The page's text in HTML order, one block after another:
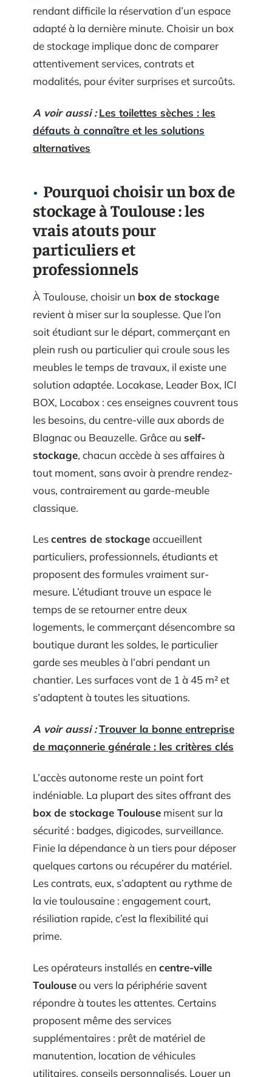
rendant difficile la réservation d’un espace
adapté à la dernière minute. Choisir un box
de stockage implique donc de comparer
attentivement services, contrats et
modalités, pour éviter surprises et surcoûts.
A voir aussi : Les toilettes sèches : les
défauts à connaître et les solutions
alternatives
Pourquoi choisir un box de
stockage à Toulouse : les
vrais atouts pour
particuliers et
professionnels
À Toulouse, choisir un box de stockage
revient à miser sur la souplesse. Que l’on
soit étudiant sur le départ, commerçant en
plein rush ou particulier qui croule sous les
meubles le temps de travaux, il existe une
solution adaptée. Locakase, Leader Box, ICI
BOX, Locabox : ces enseignes couvrent tous
les besoins, du centre-ville aux abords de
Blagnac ou Beauzelle. Grâce au self-
stockage, chacun accède à ses affaires à
tout moment, sans avoir à prendre rendez-
vous, contrairement au garde-meuble
classique.
Lescentres de stockageaccueillent
particuliers, professionnels, étudiants et
proposent des formules vraiment sur-
mesure. L’étudiant trouve un espace le
temps de se retourner entre deux
logements, le commerçant désencombre sa
boutique durant les soldes, le particulier
garde ses meubles à l’abri pendant un
chantier. Les surfaces vont de 1 à 45 m² et
s’adaptent à toutes les situations.
A voir aussi :Trouver la bonne entreprise
de maçonnerie générale : les critères clés
L’accès autonome reste un point fort
indéniable. La plupart des sites offrant des
box de stockage Toulouse misent sur la
sécurité : badges, digicodes, surveillance.
Finie la dépendance à un tiers pour déposer
quelques cartons ou récupérer du matériel.
Les contrats, eux, s’adaptent au rythme de
la vie toulousaine : engagement court,
résiliation rapide, c’est la flexibilité qui
prime.
Les opérateurs installés en centre-ville
Toulouseou vers la périphérie savent
répondre à toutes les attentes. Certains
proposent même des services
supplémentaires : prêt de matériel de
manutention, location de véhicules
utilitaires, conseils personnalisés. Louer un